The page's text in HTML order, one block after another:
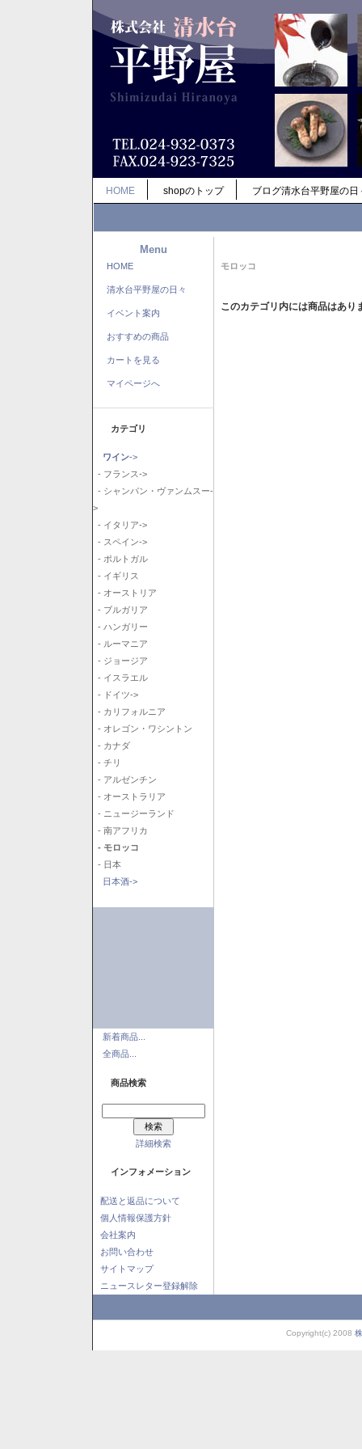
HOME shopのトップ ブログ清水台平野屋の日
Menu
HOME
清水台平野屋の日々
イベント案内
おすすめの商品
カートを見る
マイページへ
カテゴリ
ワイン->
- フランス->
- シャンパン・ヴァンムスー-
>
- イタリア->
- スペイン->
- ポルトガル
- イギリス
- オーストリア
- ブルガリア
- ハンガリー
- ルーマニア
- ジョージア
- イスラエル
- ドイツ->
- カリフォルニア
- オレゴン・ワシントン
- カナダ
- チリ
- アルゼンチン
- オーストラリア
- ニュージーランド
- 南アフリカ
- モロッコ
- 日本
日本酒->
新着商品...
全商品...
商品検索
詳細検索
インフォメーション
配送と返品について
個人情報保護方針
会社案内
お問い合わせ
サイトマップ
ニュースレター登録解除
モロッコ
このカテゴリ内には商品はあり
Copyright(c) 2008